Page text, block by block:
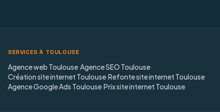
SERVICES À TOULOUSE
Agence web Toulouse·Agence SEO Toulouse·
Création site internet Toulouse·Refonte site internet Toulouse·
Agence Google Ads Toulouse·Prix site internet Toulouse